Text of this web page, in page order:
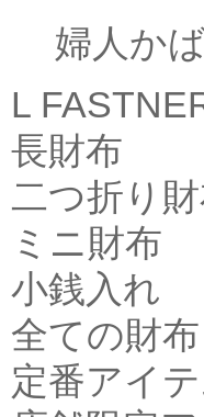
婦人か
L
長財布
二つ折り
ミニ財布
小銭入れ
全ての財布
定番アイ